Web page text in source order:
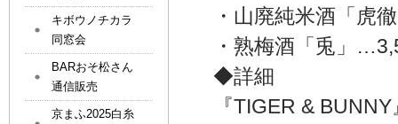
・山廃純米酒「虎
・熟梅酒「兎」
◆詳細
『TIGER &
キボウノチカラ
同窓会
BARおそ松さん
通信販売
京まふ2025白糸